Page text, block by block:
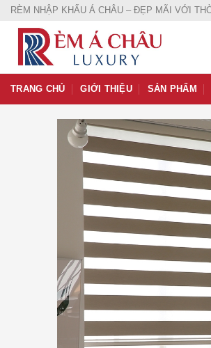
Skip
content
RÈM NHẬP KHẨU Á CHÂU – ĐẸP MÃI VỚI
TRANG CHỦ GIỚI THIỆU SẢN PHẨM